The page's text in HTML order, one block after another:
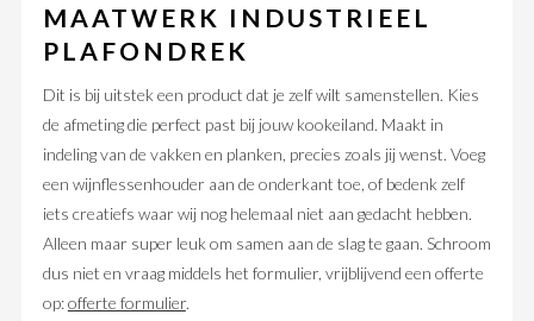
MAATWERK INDUSTRIEEL
PLAFONDREK
Dit is bij uitstek een product dat je zelf wilt samenstellen. Kies
de afmeting die perfect past bij jouw kookeiland. Maakt in
indeling van de vakken en planken, precies zoals jij wenst. Voeg
een wijnflessenhouder aan de onderkant toe, of bedenk zelf
iets creatiefs waar wij nog helemaal niet aan gedacht hebben.
Alleen maar super leuk om samen aan de slag te gaan. Schroom
dus niet en vraag middels het formulier, vrijblijvend een offerte
op:offerte formulier.